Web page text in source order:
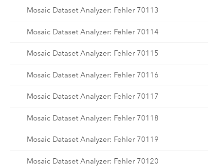
Mosaic Dataset Analyzer: Fehler 70113
Mosaic Dataset Analyzer: Fehler 70114
Mosaic Dataset Analyzer: Fehler 70115
Mosaic Dataset Analyzer: Fehler 70116
Mosaic Dataset Analyzer: Fehler 70117
Mosaic Dataset Analyzer: Fehler 70118
Mosaic Dataset Analyzer: Fehler 70119
Mosaic Dataset Analyzer: Fehler 70120